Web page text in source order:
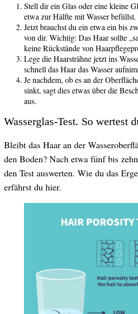
Stell dir ein Glas oder eine kleine
etwa zur Hälfte mit Wasser befüllst.
Jetzt brauchst du ein etwa ein bis
von dir. Wichtig: Das Haar sollte
keine Rückstände von
Lege die Haarsträhne jetzt ins
schnell das Haar das Wasser
Je nachdem, ob es an der
sinkt, sagt dies etwas über die
aus.
Wasserglas-Test. So wertest
Bleibt das Haar an der
den Boden? Nach etwa fünf bis
den Test auswerten. Wie du das
erfährst du hier.